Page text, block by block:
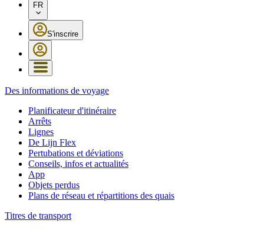
FR
S'inscrire
Des informations de voyage
Planificateur d'itinéraire
Arrêts
Lignes
De Lijn Flex
Pertubations et déviations
Conseils, infos et actualités
App
Objets perdus
Plans de réseau et répartitions des quais
Titres de transport